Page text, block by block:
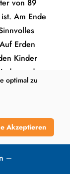
von 89
Am Ende
Erden
Kinder
und
–
optimal zu
Akzeptieren